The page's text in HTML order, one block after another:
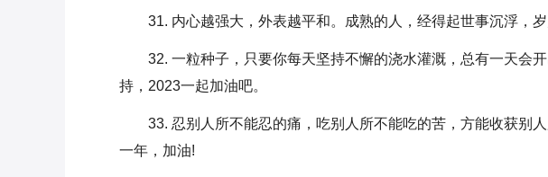
31. 内心越强大，外表越平和。成熟的人，经得起世事沉浮，
32. 一粒种子，只要你每天坚持不懈的浇水灌溉，总有一天会
持，2023一起加油吧。
33. 忍别人所不能忍的痛，吃别人所不能吃的苦，方能收获别
一年，加油!